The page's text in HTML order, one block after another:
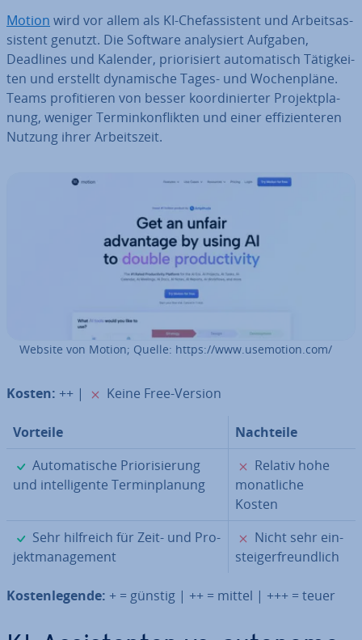
Motion wird vor allem als KI-Chef­as­sis­tent und Ar­beits­as­
sis­tent genutzt. Die Software ana­ly­siert Aufgaben,
Deadlines und Kalender, prio­ri­siert au­to­ma­tisch Tä­tig­kei­
ten und erstellt dy­na­mi­sche Tages- und Wo­chen­plä­ne.
Teams pro­fi­tie­ren von besser ko­or­di­nier­ter Pro­jekt­pla­
nung, weniger Ter­min­kon­flik­ten und einer ef­fi­zi­en­te­ren
Nutzung ihrer Ar­beits­zeit.
Website von Motion; Quelle: https://www.usemotion.com/
Kosten: ++ | ✗
Keine Free-Version
Vorteile
Nachteile
✓
Au­to­ma­ti­sche Prio­ri­sie­rung
und in­tel­li­gen­te Ter­min­pla­nung
✗
Relativ hohe
mo­nat­li­che
Kosten
✓
Sehr hilfreich für Zeit- und Pro­
jekt­ma­nage­ment
✗
Nicht sehr ein­
steig­er­freund­lich
Kos­ten­le­gen­de: + = günstig | ++ = mittel | +++ = teuer